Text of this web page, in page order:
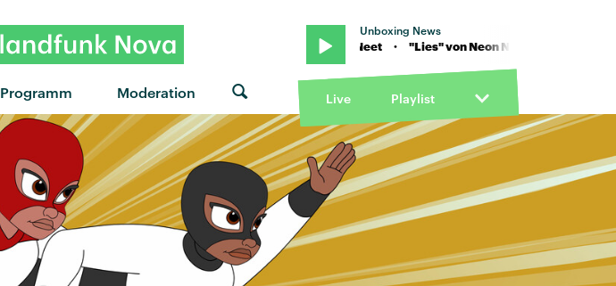
Programm Moderation
Unboxing News
"Lies" von Neon Neet · "Lies" von Neon Neet · "Lies" von Neon Neet
Live Playlist